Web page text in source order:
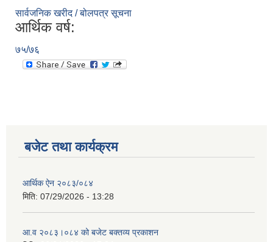
सार्वजनिक खरीद / बोलपत्र सूचना
आर्थिक वर्ष:
७५/७६
बजेट तथा कार्यक्रम
आर्थिक ऐन २०८३/०८४
मिति: 07/29/2026 - 13:28
आ.व २०८३।०८४ को बजेट बक्तव्य प्रकाशन